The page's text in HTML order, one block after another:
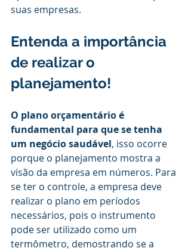
suas empresas.
Entenda a importância
de realizar o
planejamento!
O plano orçamentário é
fundamental para que se tenha
um negócio saudável, isso ocorre
porque o planejamento mostra a
visão da empresa em números. Para
se ter o controle, a empresa deve
realizar o plano em períodos
necessários, pois o instrumento
pode ser utilizado como um
termômetro, demostrando se a